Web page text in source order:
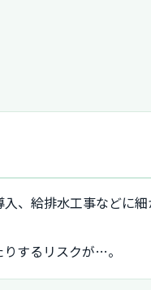
、給排水工事などに
するリスクが…。